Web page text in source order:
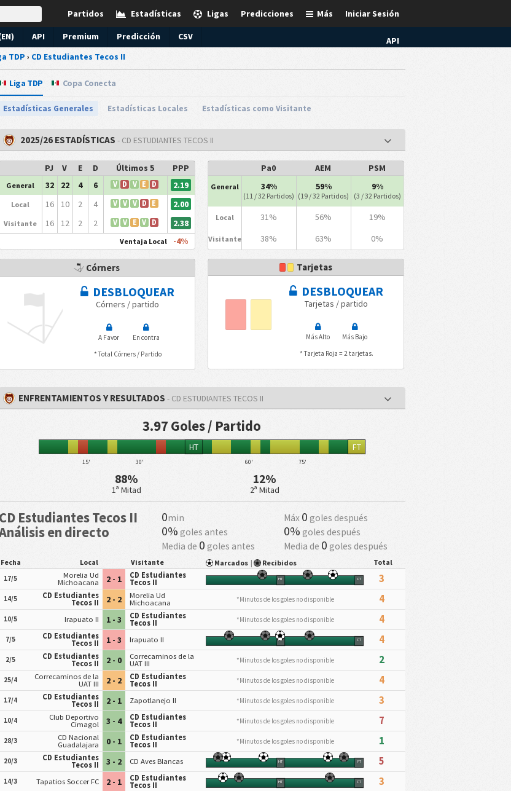
Iniciar Sesión
Más
Predicciones
Ligas
Estadísticas
Partidos
API
API Premium Predicción
CSV
TDP › CD Estudiantes Tecos II
Liga TDP Copa Conecta
Estadísticas Generales Estadísticas Locales Estadísticas como Visitante
2025/26 ESTADÍSTICAS - CD ESTUDIANTES TECOS II
PJ V E D Últimos 5 PPP
General 32 22 4 6 V D V E D 2.19
Local 16 10 2 4 V V V D E 2.00
Visitante 16 12 2 2 V V E V D 2.38
Ventaja Local -4%
Pa0 AEM PSM
General 34%
(11 / 32 Partidos)
59%
(19 / 32 Partidos)
9%
(3 / 32 Partidos)
Local 31% 56% 19%
Visitante 38% 63% 0%
Córners
DESBLOQUEAR
Córners / partido
A Favor
En contra
* Total Córners / Partido
Tarjetas
DESBLOQUEAR
Tarjetas / partido
Más Alto
Más Bajo
* Tarjeta Roja = 2 tarjetas.
ENFRENTAMIENTOS Y RESULTADOS - CD ESTUDIANTES TECOS II
3.97 Goles / Partido
15' 30'
HT
60' 75'
FT
88%
1ª Mitad
12%
2ª Mitad
CD Estudiantes Tecos II
en directo
0min Máx 0 goles después
0% goles antes 0% goles después
Media de 0 goles antes Media de 0 goles después
Fecha Local Visitante Marcados| Recibidos Total
17/5
Morelia Ud
Michoacana
2 - 1
CD Estudiantes
Tecos II
HT FT 3
14/5
CD Estudiantes
Tecos II
2 - 2
Morelia Ud
Michoacana
*Minutos de los goles no disponible 4
10/5 Irapuato II 1 - 3
CD Estudiantes
Tecos II
*Minutos de los goles no disponible 4
7/5
CD Estudiantes
Tecos II
1 - 3 Irapuato II HT FT 4
2/5
CD Estudiantes
Tecos II
2 - 0
Correcaminos de la
UAT III
*Minutos de los goles no disponible 2
25/4
Correcaminos de la
UAT III
2 - 2
CD Estudiantes
Tecos II
*Minutos de los goles no disponible 4
17/4
CD Estudiantes
Tecos II
2 - 1 Zapotlanejo II *Minutos de los goles no disponible 3
10/4
Club Deportivo
Cimagol
3 - 4
CD Estudiantes
Tecos II
*Minutos de los goles no disponible 7
28/3
CD Nacional
Guadalajara
0 - 1
CD Estudiantes
Tecos II
*Minutos de los goles no disponible 1
20/3
CD Estudiantes
Tecos II
3 - 2 CD Aves Blancas HT FT 5
14/3 Tapatios Soccer FC 2 - 1
CD Estudiantes
Tecos II
HT FT 3